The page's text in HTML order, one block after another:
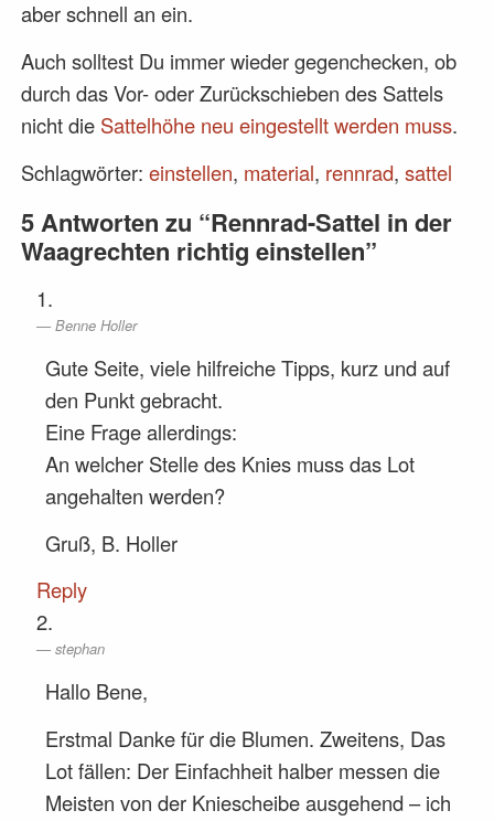
aber schnell an ein.
Auch solltest Du immer wieder gegenchecken, ob
durch das Vor- oder Zurückschieben des Sattels
nicht die Sattelhöhe neu eingestellt werden muss.
Schlagwörter: einstellen, material, rennrad, sattel
5 Antworten zu “Rennrad-Sattel in der
Waagrechten richtig einstellen”
Benne Holler
Gute Seite, viele hilfreiche Tipps, kurz und auf
den Punkt gebracht.
Eine Frage allerdings:
An welcher Stelle des Knies muss das Lot
angehalten werden?
Gruß, B. Holler
Reply
stephan
Hallo Bene,
Erstmal Danke für die Blumen. Zweitens, Das
Lot fällen: Der Einfachheit halber messen die
Meisten von der Kniescheibe ausgehend – ich